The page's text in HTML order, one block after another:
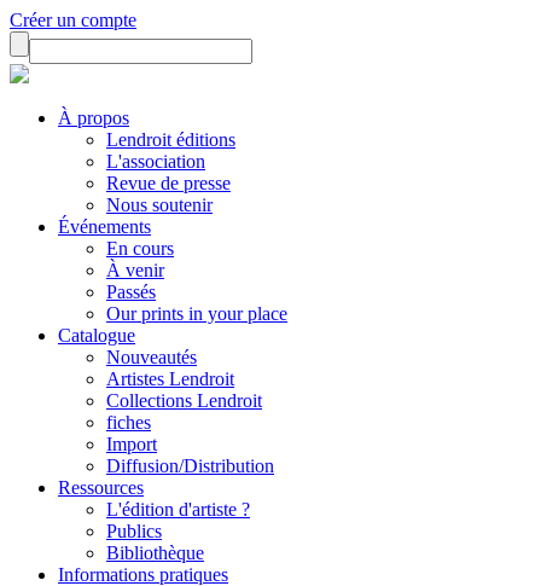
Créer un compte
À propos
Lendroit éditions
L'association
Revue de presse
Nous soutenir
Événements
En cours
À venir
Passés
Our prints in your place
Catalogue
Nouveautés
Artistes Lendroit
Collections Lendroit
fiches
Import
Diffusion/Distribution
Ressources
L'édition d'artiste ?
Publics
Bibliothèque
Informations pratiques